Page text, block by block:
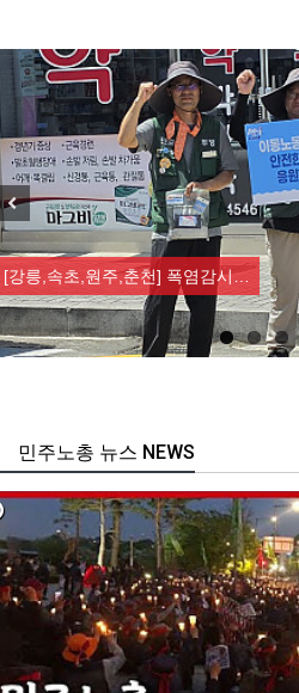
[강릉,속초,원주,춘천] 폭염감시…
주노총 뉴스 NEWS